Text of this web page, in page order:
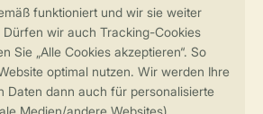
zur Online-Buchung